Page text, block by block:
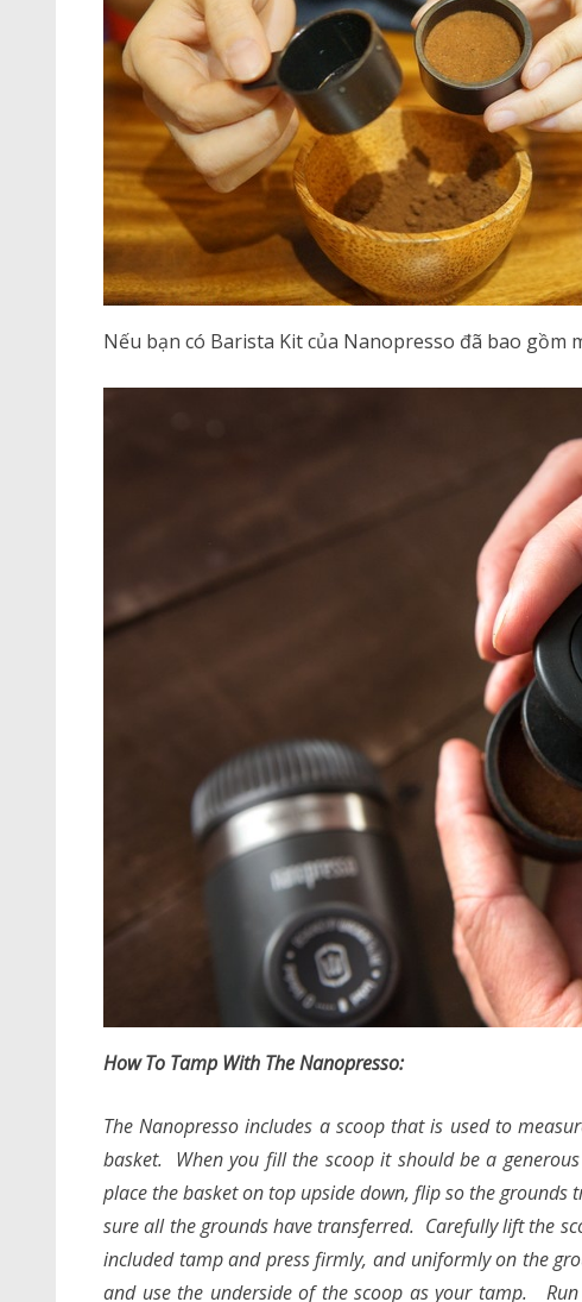
Nếu bạn có Barista Kit của Nanopresso đã bao gồm
How To Tamp With The Nanopresso:
The Nanopresso includes a scoop that is used to
basket. When you fill the scoop it should be a
place the basket on top upside down, flip so the
sure all the grounds have transferred. Carefully lift the
included tamp and press firmly, and uniformly on the
and use the underside of the scoop as your tamp.